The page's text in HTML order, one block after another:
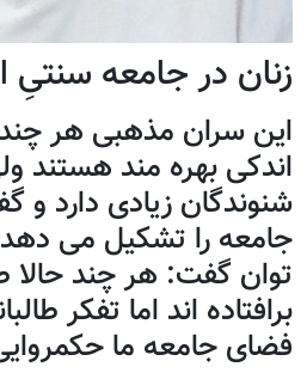
زنان در جامعه سنتیِ
این سران مذهبی هر
اندکی بهره مند هستند
شنوندگان زیادی دارد و
جامعه را تشکیل می
توان گفت: هر چند حالا
برافتاده اند اما تفکر
فضای جامعه ما